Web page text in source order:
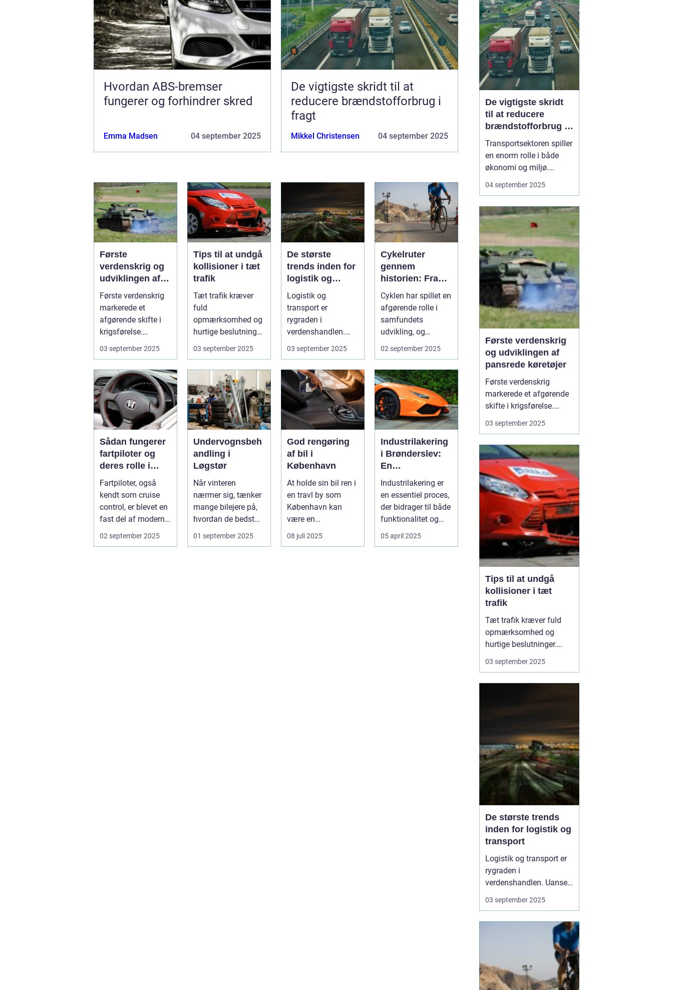
Hvordan ABS-bremser
fungerer og forhindrer skred
Emma Madsen 04 september 2025
De vigtigste skridt til at
reducere brændstofforbrug i
fragt
Mikkel Christensen 04 september 2025
Første
verdenskrig og
udviklingen af
pansrede
køretøjer
Første verdenskrig
markerede et
afgørende skifte i
krigsførelse.
Industrialiser...
03 september 2025
Tips til at undgå
kollisioner i tæt
trafik
Tæt trafik kræver
fuld
opmærksomhed og
hurtige beslutninger.
Små fejl kan hu...
03 september 2025
De største
trends inden for
logistik og
transport
Logistik og
transport er
rygraden i
verdenshandlen.
Uanset om vi taler
dagligvarer til
supermarkedet...
03 september 2025
Cykelruter
gennem
historien: Fra
transport til
fritid
Cyklen har spillet en
afgørende rolle i
samfundets
udvikling, og
cykelruter fortæller
02 september 2025
Sådan fungerer
fartpiloter og
deres rolle i
sikkerhed
Fartpiloter, også
kendt som cruise
control, er blevet en
fast del af moderne
biler. Systemet g...
02 september 2025
Undervognsbeh
andling i
Løgstør
Når vinteren
nærmer sig, tænker
mange bilejere på,
hvordan de bedst
kan besk...
01 september 2025
God rengøring
af bil i
København
At holde sin bil ren i
en travl by som
København kan
være en
udfordrende
opgave. Med de...
08 juli 2025
Industrilakering
i Brønderslev:
En
kvalitetsløsning
til dit næste
projekt
Industrilakering er
en essentiel proces,
der bidrager til både
funktionalitet og
æstetik...
05 april 2025
De vigtigste skridt
til at reducere
brændstofforbrug i
fragt
Transportsektoren spiller
en enorm rolle i både
økonomi og miljø.
Fragtbiler er uundværlige
for at holde samfundet
også store mængder
brændstof og udleder
betydelige mæng...
04 september 2025
Første verdenskrig
og udviklingen af
pansrede køretøjer
Første verdenskrig
markerede et afgørende
skifte i krigsførelse.
Industrialiseringen
havde allerede ændret
organiseret på, men
krigen i 1914-1918 blev
den første, hvor
pansrede k&os...
03 september 2025
Tips til at undgå
kollisioner i tæt
trafik
Tæt trafik kræver fuld
opmærksomhed og
hurtige beslutninger.
Små fejl kan hurtigt føre
til sammenstød, og
03 september 2025
De største trends
inden for logistik og
transport
Logistik og transport er
rygraden i
verdenshandlen. Uanset
om vi taler dagligvarer til
supermarkedet,
transporten fungerer
effektivt. I de senere &a...
03 september 2025